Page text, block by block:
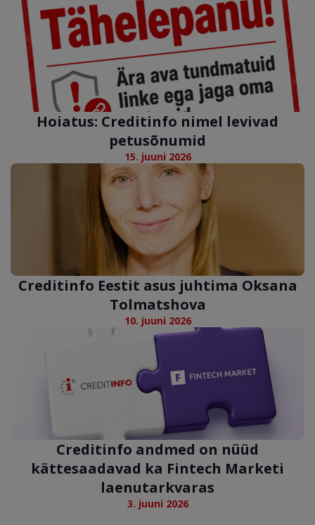
Hoiatus: Creditinfo nimel levivad
petusõnumid
15. juuni 2026
Creditinfo Eestit asus juhtima Oksana
Tolmatshova
10. juuni 2026
Creditinfo andmed on nüüd
kättesaadavad ka Fintech Marketi
laenutarkvaras
3. juuni 2026